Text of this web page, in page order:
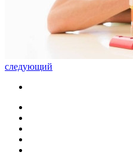
следующий